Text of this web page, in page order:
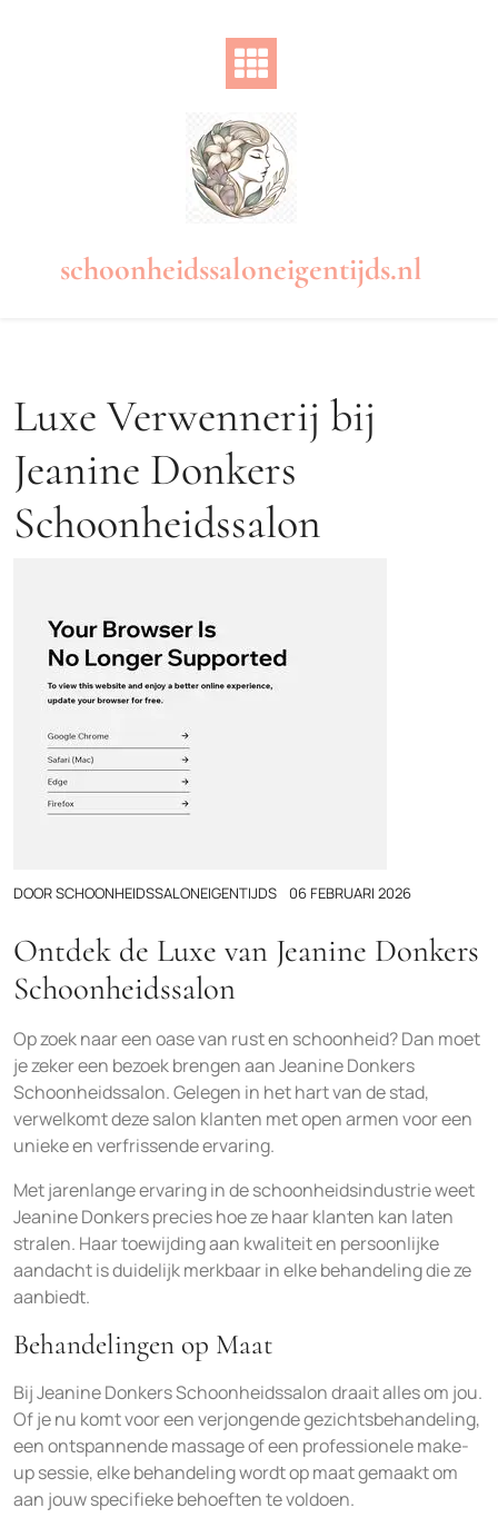
schoonheidssaloneigentijds.nl
Luxe Verwennerij bij
Jeanine Donkers
Schoonheidssalon
DOORSCHOONHEIDSSALONEIGENTIJDS 06 FEBRUARI 2026
Ontdek de Luxe van Jeanine Donkers
Schoonheidssalon
Op zoek naar een oase van rust en schoonheid? Dan moet
je zeker een bezoek brengen aan Jeanine Donkers
Schoonheidssalon. Gelegen in het hart van de stad,
verwelkomt deze salon klanten met open armen voor een
unieke en verfrissende ervaring.
Met jarenlange ervaring in de schoonheidsindustrie weet
Jeanine Donkers precies hoe ze haar klanten kan laten
stralen. Haar toewijding aan kwaliteit en persoonlijke
aandacht is duidelijk merkbaar in elke behandeling die ze
aanbiedt.
Behandelingen op Maat
Bij Jeanine Donkers Schoonheidssalon draait alles om jou.
Of je nu komt voor een verjongende gezichtsbehandeling,
een ontspannende massage of een professionele make-
up sessie, elke behandeling wordt op maat gemaakt om
aan jouw specifieke behoeften te voldoen.